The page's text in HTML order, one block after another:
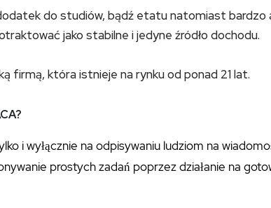
do studiów, bądź etatu natomiast bardzo
jako stabilne i jedyne źródło dochodu.
firmą, która istnieje na rynku od ponad 21 lat.
i wyłącznie na odpisywaniu ludziom na
prostych zadań poprzez działanie na